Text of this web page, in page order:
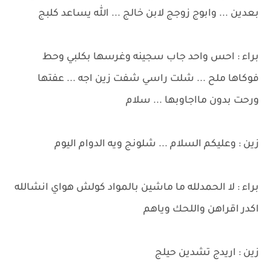
بعدين ... وابوج زوجج لابن خالج ... الله يساعد كلبج
براء : احس واحد جاب سجينه وغرسها بكلبي وحط
فوكاها ملح ... شلت راسي شفت زين اجه ... عفتها
ورحت بدون مااجاوبها ... سلام
زين : وعليكم السلام ... شلونج ويه الدوام اليوم
براء : لا الحمدلله ما ماشين بالمواد كولش هواي انشالله
اكدر اقراهن واللحك وياهم
زين : اريدج تشدين حيلج